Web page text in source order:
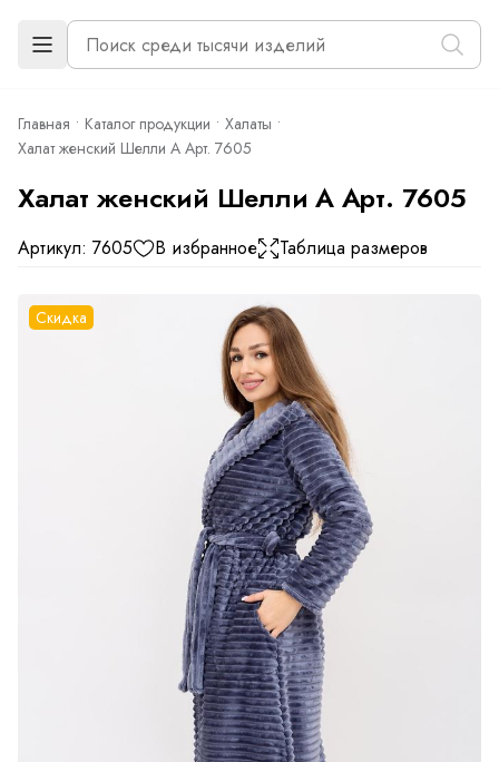
Главная Каталог продукции
Халаты
Халат женский Шелли А Арт. 7605
Халат женский Шелли А Арт. 7605
Артикул: 7605 В избранное Таблица размеров
Скидка